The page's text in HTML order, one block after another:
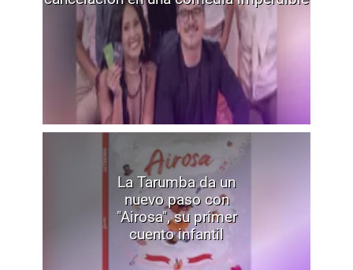
La Tarumba da un
nuevo paso con
"Airosa", su primer
cuento infantil